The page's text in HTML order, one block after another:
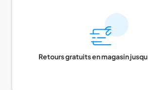
Retours gratuits en magasin